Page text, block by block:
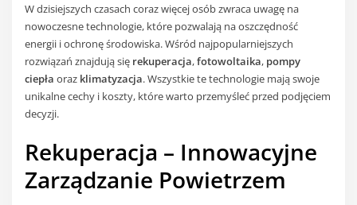
W dzisiejszych czasach coraz więcej osób zwraca uwagę na
nowoczesne technologie, które pozwalają na oszczędność
energii i ochronę środowiska. Wśród najpopularniejszych
rozwiązań znajdują się rekuperacja,fotowoltaika, pompy
ciepła oraz klimatyzacja. Wszystkie te technologie mają swoje
unikalne cechy i koszty, które warto przemyśleć przed podjęciem
decyzji.
Rekuperacja – Innowacyjne
Zarządzanie Powietrzem